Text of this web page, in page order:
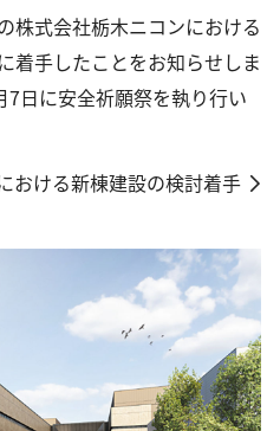
株式会社栃木ニコンにおける
着手したことをお知らせしま
日に安全祈願祭を執り行い
おける新棟建設の検討着手